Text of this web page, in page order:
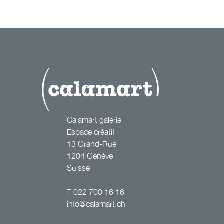
les
Calamart galerie
Espace créatif
13 Grand-Rue
1204 Genève
Suisse
T022 700 16 16
info@calamart.ch